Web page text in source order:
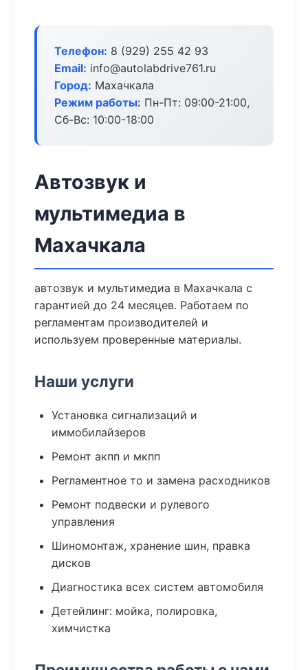
Телефон: 8 (929) 255 42 93
Email: info@autolabdrive761.ru
Город: Махачкала
Режим работы: Пн-Пт: 09:00-21:00,
Сб-Вс: 10:00-18:00
Автозвук и
мультимедиа в
Махачкала
автозвук и мультимедиа в Махачкала с
гарантией до 24 месяцев. Работаем по
регламентам производителей и
используем проверенные материалы.
Наши услуги
Установка сигнализаций и
иммобилайзеров
Ремонт акпп и мкпп
Регламентное то и замена расходников
Ремонт подвески и рулевого
управления
Шиномонтаж, хранение шин, правка
дисков
Диагностика всех систем автомобиля
Детейлинг: мойка, полировка,
химчистка